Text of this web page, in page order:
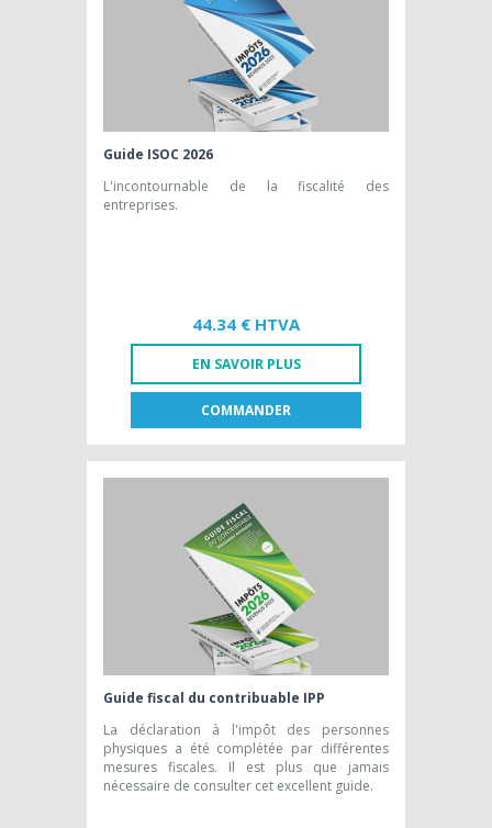
Guide ISOC 2026
L'incontournable de la fiscalité des
entreprises.
44.34 € HTVA
EN SAVOIR PLUS
COMMANDER
NL
Guide fiscal du contribuable IPP
La déclaration à l'impôt des personnes
physiques a été complétée par différentes
mesures fiscales. Il est plus que jamais
nécessaire de consulter cet excellent guide.